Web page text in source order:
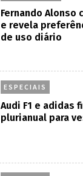
Fernando Alonso
e revela
de uso diário
ESPECIAIS
Audi F1 e adidas
plurianual para